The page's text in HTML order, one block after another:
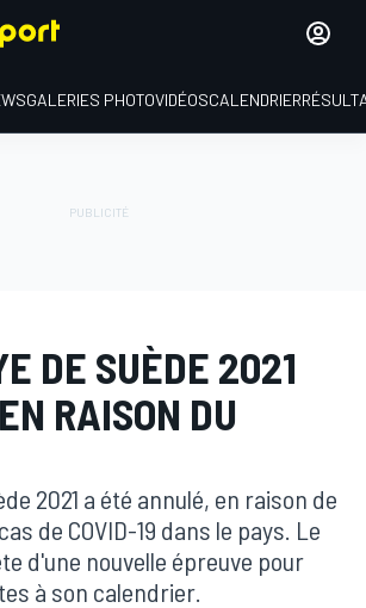
GALERIES PHOTOVIDÉOSCALENDRIER
DE SUÈDE 2021
RAISON DU
2021 a été annulé, en raison de
de COVID-19 dans le pays. Le
d'une nouvelle épreuve pour
à son calendrier.